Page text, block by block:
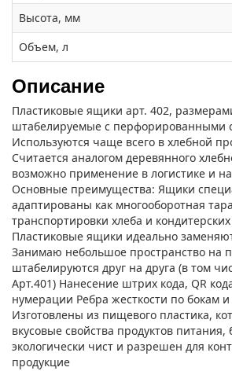
Высота, мм
Объем, л
Описание
Пластиковые ящики арт. 402,
штабелируемые с перфорированными
Используются чаще всего в хлебной
Считается аналогом деревянного
возможно применение в логистике и
Основные преимущества: Ящики
адаптированы как многооборотная
транспортировки хлеба и
Пластиковые ящики идеально
Занимаю небольшое пространство на
штабелируются друг на друга (в том
Арт.401) Нанесение штрих кода, QR
нумерации Ребра жесткости по бокам
Изготовлены из пищевого пластика,
вкусовые свойства продуктов питания,
экологически чист и разрешен для
продукцие